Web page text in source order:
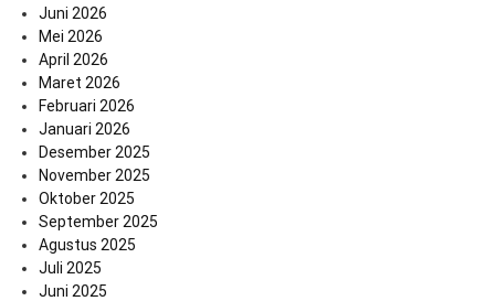
Juni 2026
Mei 2026
April 2026
Maret 2026
Februari 2026
Januari 2026
Desember 2025
November 2025
Oktober 2025
September 2025
Agustus 2025
Juli 2025
Juni 2025